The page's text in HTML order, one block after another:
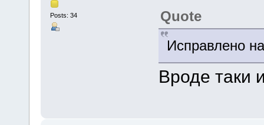
Posts: 34
Quote
Исправлено
Вроде таки